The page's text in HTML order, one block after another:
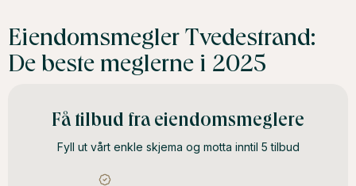
Eiendomsmegler Tvedestrand:
De beste meglerne i 2025
Få tilbud fra eiendomsmeglere
Fyll ut vårt enkle skjema og motta inntil 5 tilbud